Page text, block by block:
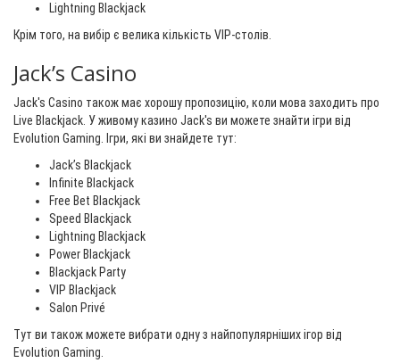
Lightning Blackjack
Крім того, на вибір є велика кількість VIP-столів.
Jack’s Casino
Jack's Casino також має хорошу пропозицію, коли мова заходить про
Live Blackjack. У живому казино Jack's ви можете знайти ігри від
Evolution Gaming. Ігри, які ви знайдете тут:
Jack’s Blackjack
Infinite Blackjack
Free Bet Blackjack
Speed Blackjack
Lightning Blackjack
Power Blackjack
Blackjack Party
VIP Blackjack
Salon Privé
Тут ви також можете вибрати одну з найпопулярніших ігор від
Evolution Gaming.